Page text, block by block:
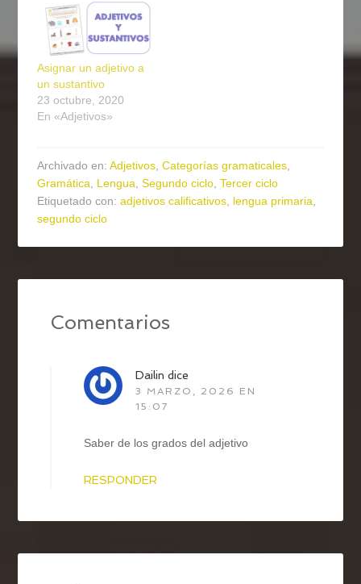
Asignar un adjetivo a
un sustantivo
23 octubre, 2020
En «Adjetivos»
Archivado en:Adjetivos,Categorías gramaticales,
Gramática, Lengua,Segundo ciclo,Tercer ciclo
Etiquetado con:adjetivos calificativos, lengua primaria,
segundo ciclo
Comentarios
Dailin dice
3 MARZO, 2026 EN
15:07
Saber de los grados del adjetivo
RESPONDER